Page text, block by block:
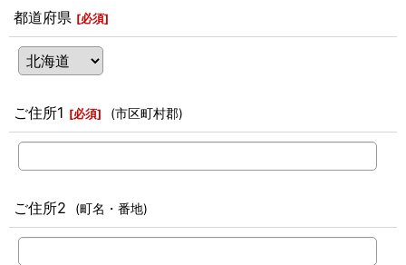
都道府県 [必須]
ご住所1 [必須] (市区町村郡)
ご住所2 (町名・番地)